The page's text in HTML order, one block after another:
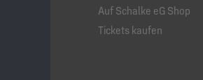
Auf Schalke eG Shop
Tickets kaufen